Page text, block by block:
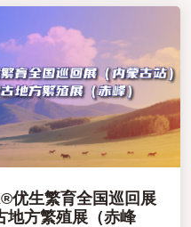
优生繁育全国巡回展
地方繁殖展（赤峰